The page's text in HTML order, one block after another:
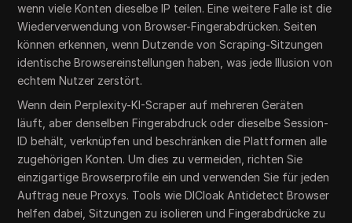
wenn viele Konten dieselbe IP teilen. Eine weitere Falle ist die
Wiederverwendung von Browser-Fingerabdrücken. Seiten
können erkennen, wenn Dutzende von Scraping-Sitzungen
identische Browsereinstellungen haben, was jede Illusion von
echtem Nutzer zerstört.
Wenn dein Perplexity-KI-Scraper auf mehreren Geräten
läuft, aber denselben Fingerabdruck oder dieselbe Session-
ID behält, verknüpfen und beschränken die Plattformen alle
zugehörigen Konten. Um dies zu vermeiden, richten Sie
einzigartige Browserprofile ein und verwenden Sie für jeden
Auftrag neue Proxys. Tools wie DICloak Antidetect Browser
helfen dabei, Sitzungen zu isolieren und Fingerabdrücke zu